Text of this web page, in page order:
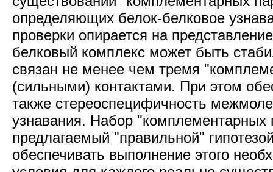
определяющих белок-белковое
проверки опирается на
белковый комплекс может быть
связан не менее чем тремя
(сильными) контактами. При этом
также стереоспецифичность
узнавания. Набор "комплементарных
предлагаемый "правильной"
обеспечивать выполнение этого